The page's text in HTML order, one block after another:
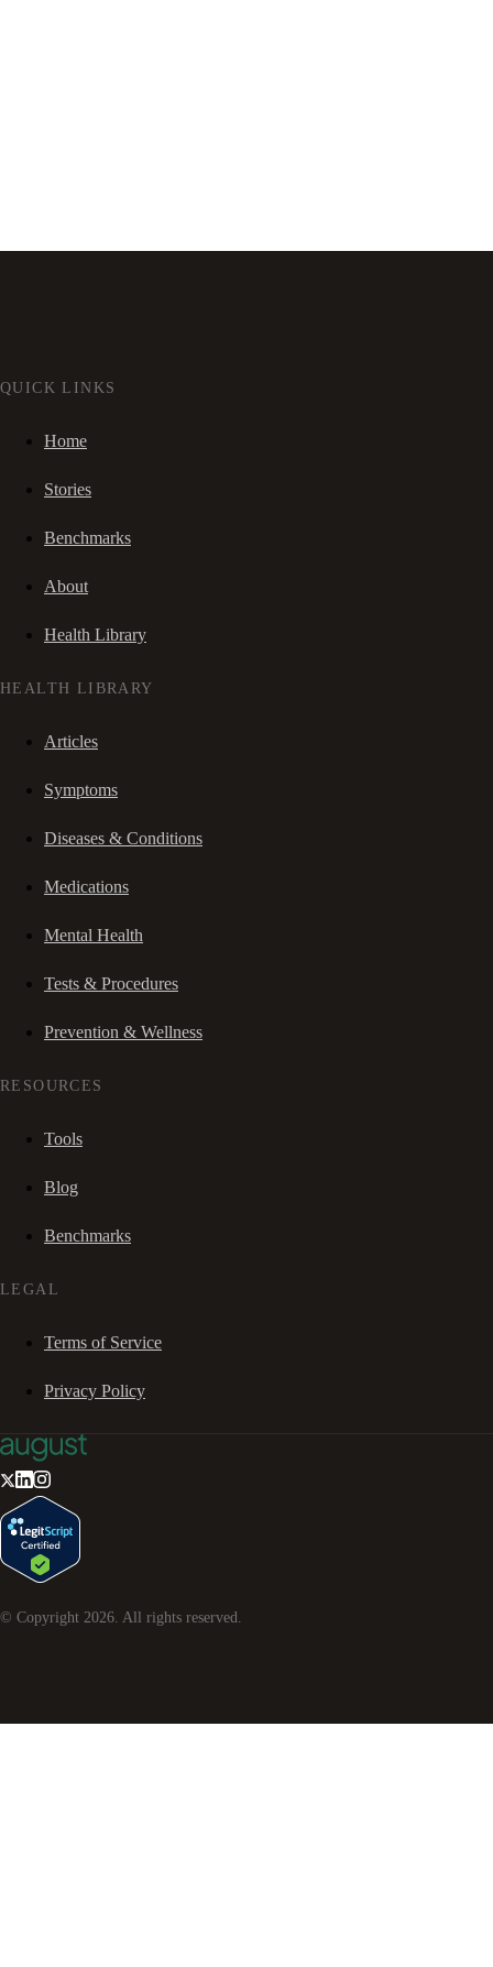
QUICK LINKS
Home
Stories
Benchmarks
About
Health Library
HEALTH LIBRARY
Articles
Symptoms
Diseases & Conditions
Medications
Mental Health
Tests & Procedures
Prevention & Wellness
RESOURCES
Tools
Blog
Benchmarks
LEGAL
Terms of Service
Privacy Policy
© Copyright 2026. All rights reserved.